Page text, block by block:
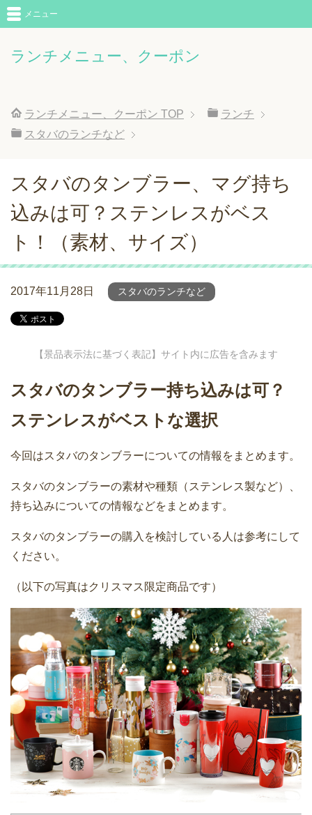
ランチメニュー、クーポン
メニュー
ランチメニュー、クーポン TOP
ランチ
スタバのランチなど
スタバのタンブラー、マグ持ち
込みは可？ステンレスがベス
ト！（素材、サイズ）
2017年11月28日 スタバのランチなど
【景品表示法に基づく表記】サイト内に広告を含みます
スタバのタンブラー持ち込みは可？
ステンレスがベストな選択
今回はスタバのタンブラーについての情報をまとめます。
スタバのタンブラーの素材や種類（ステンレス製など）、
持ち込みについての情報などをまとめます。
スタバのタンブラーの購入を検討している人は参考にして
ください。
（以下の写真はクリスマス限定商品です）